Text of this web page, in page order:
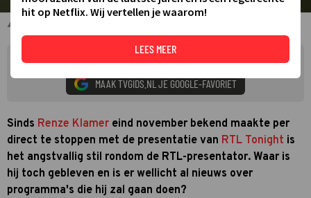
Renze Klamer
MAAK TVGIDS.NL JE GOOGLE-FAVORIET
Sinds Renze Klamer eind november bekend maakte per
direct te stoppen met de presentatie van RTL Tonight is
het angstvallig stil rondom de RTL-presentator. Waar is
hij toch gebleven en is er wellicht al nieuws over
programma's die hij zal gaan doen?
hit op Netflix. Wij vertellen je waarom!
LEES MEER